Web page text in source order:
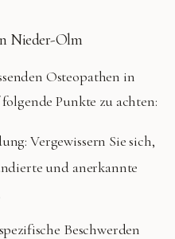
Nieder-Olm
Osteopathen in
Punkte zu achten:
Vergewissern Sie sich,
und anerkannte
Beschwerden